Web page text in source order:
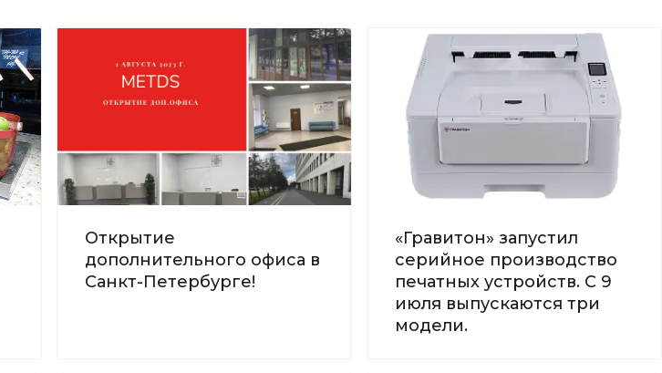
Открытие
дополнительного офиса в
Санкт-Петербурге!
«Гравитон» запустил
серийное производство
печатных устройств. С 9
июля выпускаются три
модели.